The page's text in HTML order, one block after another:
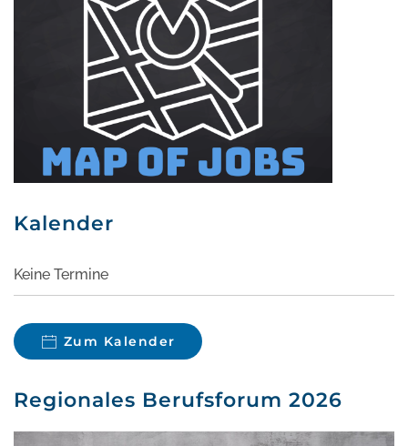
Kalender
Keine Termine
Zum Kalender
Regionales Berufsforum 2026